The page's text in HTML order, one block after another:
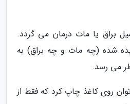
براق یا مات درمان می گردد.
شده (چه مات و چه براق) به
می رسد.
روی کاغذ چاپ کرد که فقط از